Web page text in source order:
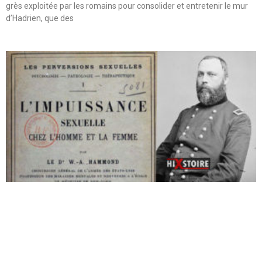
grès exploitée par les romains pour consolider et entretenir le mur
d’Hadrien, que des